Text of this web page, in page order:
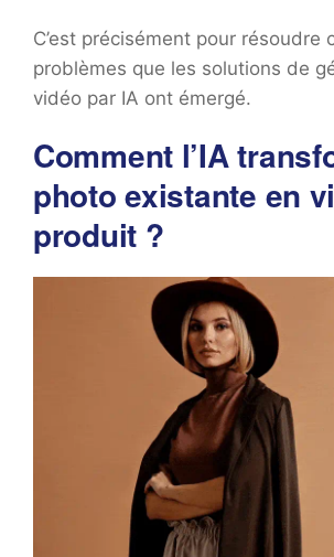
C’est précisément pour résoudre
problèmes que les solutions de
vidéo par IA ont émergé.
Comment l’IA
photo existante en
produit ?